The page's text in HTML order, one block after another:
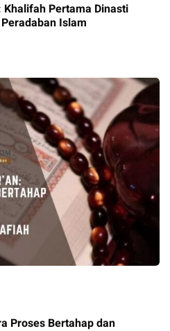
Pertama Dinasti
Islam
Proses Bertahap dan